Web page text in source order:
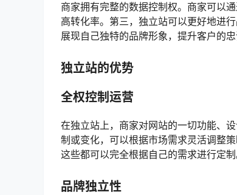
商家拥有完整的数据控制权。商家可以
高转化率。第三，独立站可以更好地进
展现自己独特的品牌形象，提升客户的忠
独立站的优势
全权控制运营
在独立站上，商家对网站的一切功能、
制或变化，可以根据市场需求灵活调整
这些都可以完全根据自己的需求进行定制
品牌独立性